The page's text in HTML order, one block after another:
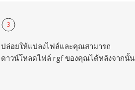
3
ปล่อยให้แปลงไฟล์และคุณสามารถ
ดาวน์โหลดไฟล์ rgf ของคุณได้หลังจากนั้น